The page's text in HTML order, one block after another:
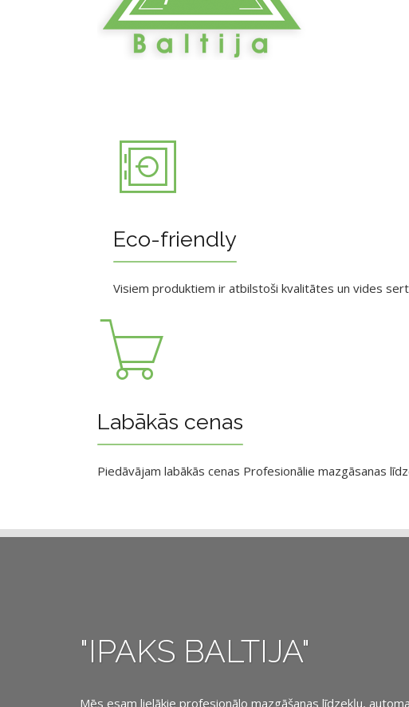
Eco-friendly
Visiem produktiem ir atbilstoši kvalitātes un vides
Labākās cenas
Piedāvājam labākās cenas Profesionālie mazgāsanas
"IPAKS BALTIJA"
Mēs esam lielākie profesionālo mazgāšanas līdzekļu,